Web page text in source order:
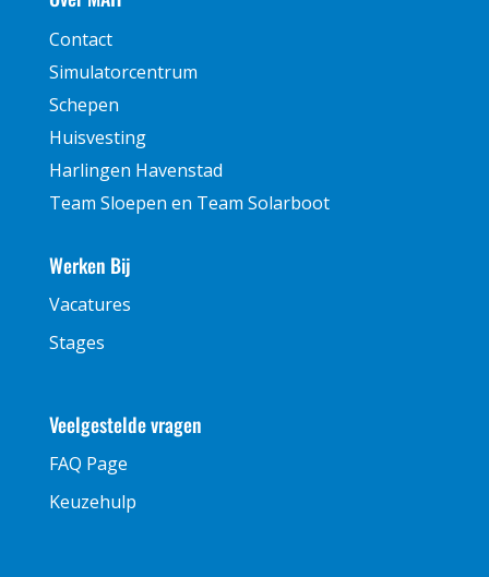
Contact
Simulatorcentrum
Schepen
Huisvesting
Harlingen Havenstad
Team Sloepen en Team Solarboot
Werken Bij
Vacatures
Stages
Veelgestelde vragen
FAQ Page
Keuzehulp